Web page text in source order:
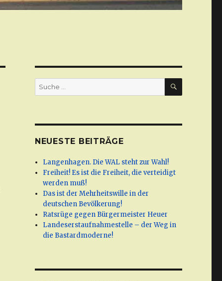
Suche
nach:
SUCHE
NEUESTE BEITRÄGE
Langenhagen. Die WAL steht zur Wahl!
Freiheit! Es ist die Freiheit, die verteidigt
werden muß!
Das ist der Mehrheitswille in der
deutschen Bevölkerung!
Ratsrüge gegen Bürgermeister Heuer
Landeserstaufnahmestelle – der Weg in
die Bastardmoderne!